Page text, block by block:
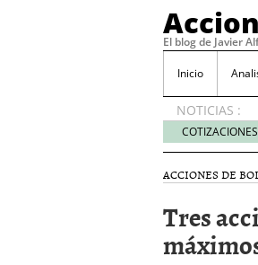
El blog de Javier
Inicio
NOTICIAS :
ACCIONES DE
Tres